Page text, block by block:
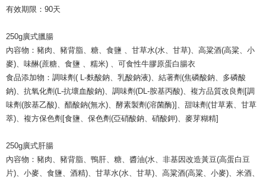
有效期限：90天
250g廣式臘腸
內容物：豬肉、豬背脂、糖、食鹽 、甘草水(水、甘草)、高粱酒(高粱、小
麥)、味醂(蔗糖、食鹽 、糯米) 、可食性牛膠原蛋白腸衣
食品添加物：調味劑( L-麩酸鈉、乳酸鈉液)、結著劑(焦磷酸鈉、多磷酸
鈉)、抗氧化劑(L-抗壞血酸鈉)、調味劑(DL-胺基丙酸)、複方品質改良劑[調
味劑(胺基乙酸)、醋酸鈉(無水)、酵素製劑(溶菌酶)]、甜味劑(甘草素、甘草
萃)、複方保色劑[食鹽、保色劑(亞硝酸鈉、硝酸鉀)、麥芽糊精]
250g廣式肝腸
內容物：豬肉、豬背脂、鴨肝、糖、醬油(水、非基因改造黃豆(高蛋白豆
片)、小麥、食鹽、酒精)、甘草水(水、甘草)、高粱酒(高粱、小麥)、米酒、